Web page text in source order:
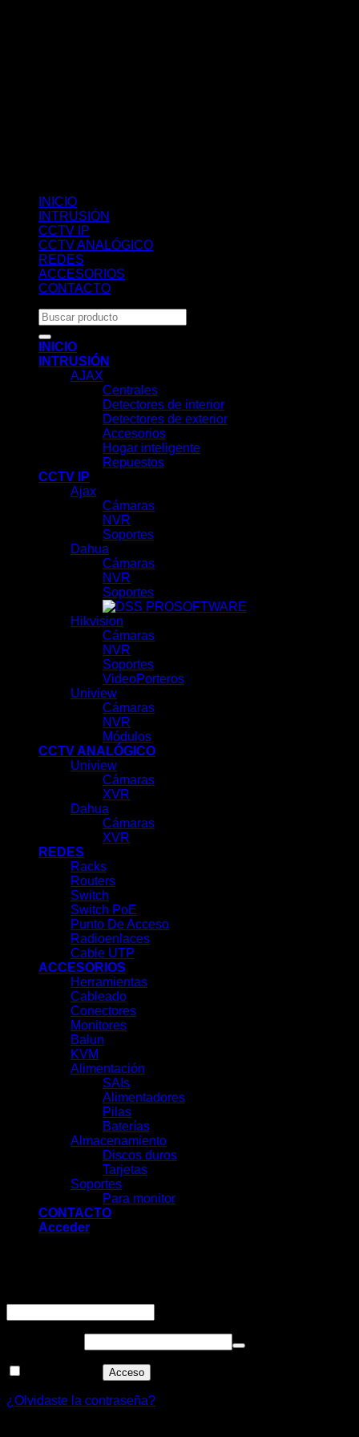
INICIO
INTRUSIÓN
CCTV IP
CCTV ANALÓGICO
REDES
ACCESORIOS
CONTACTO
Buscar
por:
INICIO
INTRUSIÓN
AJAX
Centrales
Detectores de interior
Detectores de exterior
Accesorios
Hogar inteligente
Repuestos
CCTV IP
Ajax
Cámaras
NVR
Soportes
Dahua
Cámaras
NVR
Soportes
SOFTWARE
Hikvision
Cámaras
NVR
Soportes
VideoPorteros
Uniview
Cámaras
NVR
Módulos
CCTV ANALÓGICO
Uniview
Cámaras
XVR
Dahua
Cámaras
XVR
REDES
Racks
Routers
Switch
Switch PoE
Punto De Acceso
Radioenlaces
Cable UTP
ACCESORIOS
Herramientas
Cableado
Conectores
Monitores
Balun
KVM
Alimentación
SAIs
Alimentadores
Pilas
Baterías
Almacenamiento
Discos duros
Tarjetas
Soportes
Para monitor
CONTACTO
Acceder
Acceso
¿Olvidaste la contraseña?